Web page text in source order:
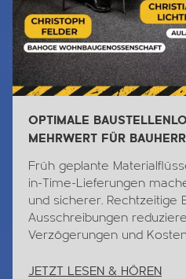
OPTIMALE
MEHRWERT FÜR
Früh geplante
in-Time-Lieferungen
und sicherer. Rechtzeitige
Ausschreibungen
Verzögerungen und
JETZT LESEN & HÖREN